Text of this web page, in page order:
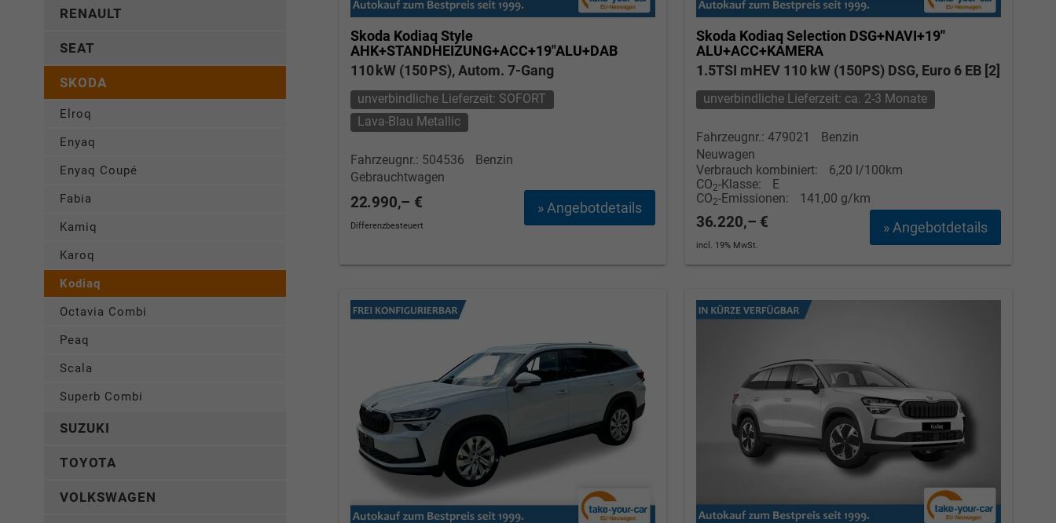
Skoda Kodiaq Style
AHK+STANDHEIZUNG+ACC+19"ALU+DAB
110 kW (150 PS), Autom. 7-Gang
unverbindliche Lieferzeit: SOFORT
Lava-Blau Metallic
Fahrzeugnr.: 504536
Benzin
Gebrauchtwagen
» Angebotdetails
22.990,– €
Differenzbesteuert
Skoda Kodiaq Selection DSG+NAVI+19''
ALU+ACC+KAMERA
1.5TSI mHEV 110 kW (150PS) DSG, Euro 6 EB [2]
unverbindliche Lieferzeit: ca. 2-3 Monate
Fahrzeugnr.: 479021
Benzin
Neuwagen
Verbrauch kombiniert:
6,20 l/100km
CO2-Klasse:
E
CO2-Emissionen: 141,00 g/km
» Angebotdetails
36.220,– €
incl. 19% MwSt.
RENAULT
SEAT
SKODA
Elroq
Enyaq
Enyaq Coupé
Fabia
Kamiq
Karoq
Kodiaq
Octavia Combi
Peaq
Scala
Superb Combi
SUZUKI
TOYOTA
VOLKSWAGEN